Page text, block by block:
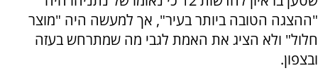
"ההצגה הטובה ביותר בעיר", אך למעשה היה "מוצר
חלול" ולא הציג את האמת לגבי מה שמתרחש בעזה
ובצפון.